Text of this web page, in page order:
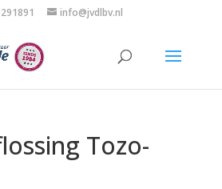
info@jvdlbv.nl
Tozo-